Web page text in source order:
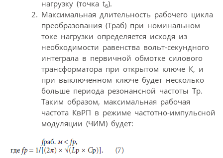
нагрузку (точка t6).
Максимальная длительность рабочего цикла
преобразования (Tраб) при номинальном
токе нагрузки определяется исходя из
необходимости равенства вольт-секундного
интеграла в первичной обмотке силового
трансформатора при открытом ключе К, и
при выключенном ключе будет несколько
больше периода резонансной частоты Tр.
Таким образом, максимальная рабочая
частота КвРП в режиме частотно-импульсной
модуляции (ЧИМ) будет: